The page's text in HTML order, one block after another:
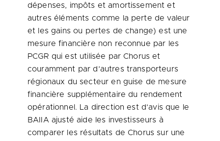
dépenses, impôts et amortissement et
autres éléments comme la perte de valeur
et les gains ou pertes de change) est une
mesure financière non reconnue par les
PCGR qui est utilisée par Chorus et
couramment par d’autres transporteurs
régionaux du secteur en guise de mesure
financière supplémentaire du rendement
opérationnel. La direction est d’avis que le
BAIIA ajusté aide les investisseurs à
comparer les résultats de Chorus sur une